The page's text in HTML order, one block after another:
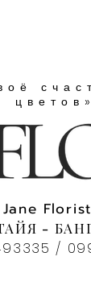
цветов»
-
/